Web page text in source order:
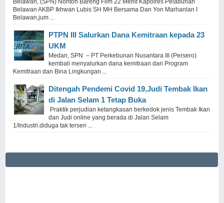
Belawan AKBP Ikhwan Lubis SH MH Bersama Dan Yon Marhanlan I
Belawan,jum ...
PTPN III Salurkan Dana Kemitraan kepada 23
UKM
Medan, SPN – PT Perkebunan Nusantara III (Persero)
kembali menyalurkan dana kemitraan dari Program
Kemitraan dan Bina Lingkungan ...
Ditengah Pendemi Covid 19,Judi Tembak Ikan
di Jalan Selam 1 Tetap Buka
Praktik perjudian ketangkasan berkedok jenis Tembak Ikan
dan Judi online yang berada di Jalan Selam
1/Industri.diduga tak tersen ...